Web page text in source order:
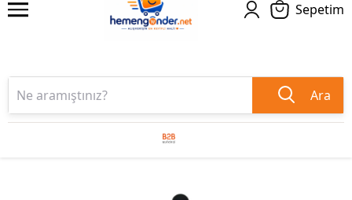
Sepetim
Ara